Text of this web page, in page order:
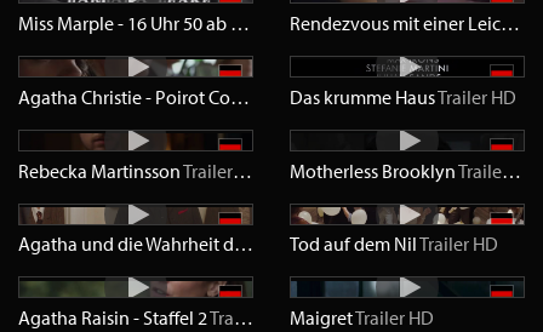
Miss Marple - 16 Uhr 50 ab Paddington TrailerHD Rendezvous mit einer Leiche
Agatha Christie - Poirot Collection 1 TrailerSD
Das krumme HausTrailer HD
Rebecka MartinssonTrailerHD Motherless BrooklynTrailer HD
Agatha und die Wahrheit des Verbrechens TrailerHD
Tod auf dem NilTrailer HD
Agatha Raisin - Staffel 2Trailer MaigretTrailer HD